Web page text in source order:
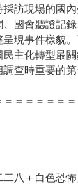
訪現場的國
國會聽證記
現事件樣貌
主化轉型最
查時重要的第
＝＝＝＝＝
二八＋白色恐